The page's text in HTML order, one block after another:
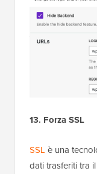
13. Forza SSL
SSL è una
dati trasferiti tra